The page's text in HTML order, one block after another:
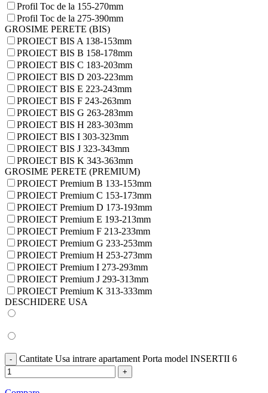
Profil Toc de la 155-270mm
Profil Toc de la 275-390mm
GROSIME PERETE (BIS)
PROIECT BIS A 138-153mm
PROIECT BIS B 158-178mm
PROIECT BIS C 183-203mm
PROIECT BIS D 203-223mm
PROIECT BIS E 223-243mm
PROIECT BIS F 243-263mm
PROIECT BIS G 263-283mm
PROIECT BIS H 283-303mm
PROIECT BIS I 303-323mm
PROIECT BIS J 323-343mm
PROIECT BIS K 343-363mm
GROSIME PERETE (PREMIUM)
PROIECT Premium B 133-153mm
PROIECT Premium C 153-173mm
PROIECT Premium D 173-193mm
PROIECT Premium E 193-213mm
PROIECT Premium F 213-233mm
PROIECT Premium G 233-253mm
PROIECT Premium H 253-273mm
PROIECT Premium I 273-293mm
PROIECT Premium J 293-313mm
PROIECT Premium K 313-333mm
DESCHIDERE USA
Cantitate Usa intrare apartament Porta model INSERTII 6